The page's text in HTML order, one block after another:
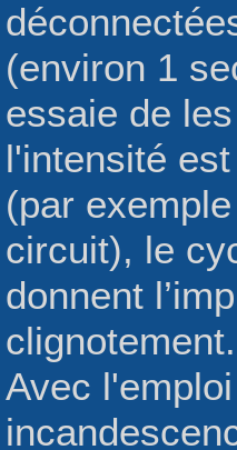
(environ 1
essaie de
l'intensité
(par
circuit), le
donnent
clignotement.
Avec